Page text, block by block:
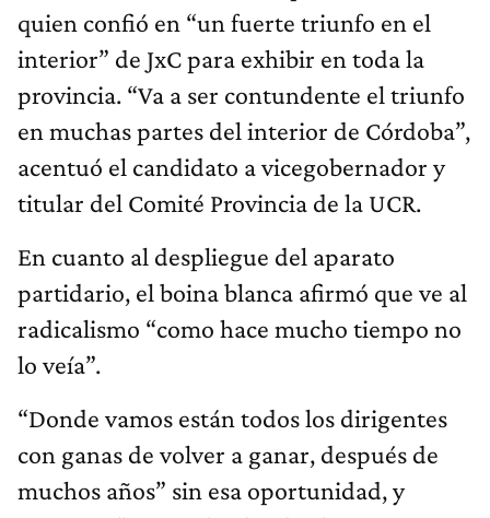
quien confió en “un fuerte triunfo en el
interior” de JxC para exhibir en toda la
provincia. “Va a ser contundente el triunfo
en muchas partes del interior de Córdoba”,
acentuó el candidato a vicegobernador y
titular del Comité Provincia de la UCR.
En cuanto al despliegue del aparato
partidario, el boina blanca afirmó que ve al
radicalismo “como hace mucho tiempo no
lo veía”.
“Donde vamos están todos los dirigentes
con ganas de volver a ganar, después de
muchos años” sin esa oportunidad, y